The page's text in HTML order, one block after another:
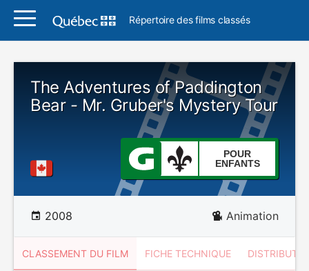
Répertoire des films classés
The Adventures of Paddington
Bear - Mr. Gruber's Mystery Tour
POUR
ENFANTS
2008 Animation
CLASSEMENT DU FILM FICHE TECHNIQUE